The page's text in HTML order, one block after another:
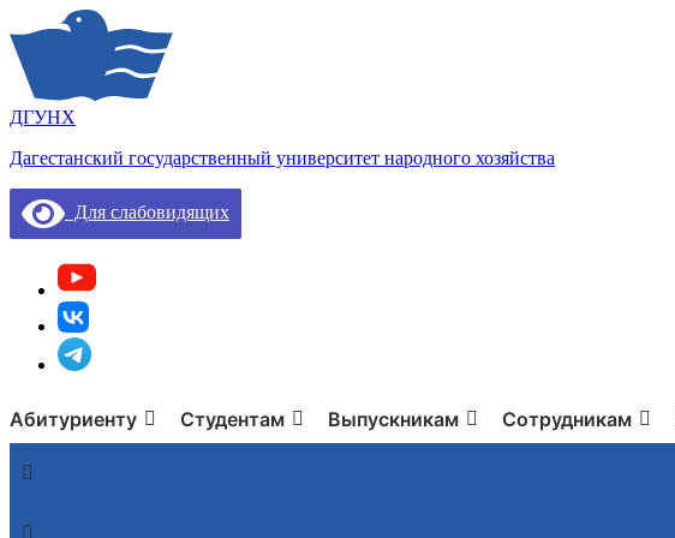
ДГУНХ
Дагестанский государственный университет народного хозяйства
Для слабовидящих
Абитуриенту Студентам Выпускникам Сотрудникам